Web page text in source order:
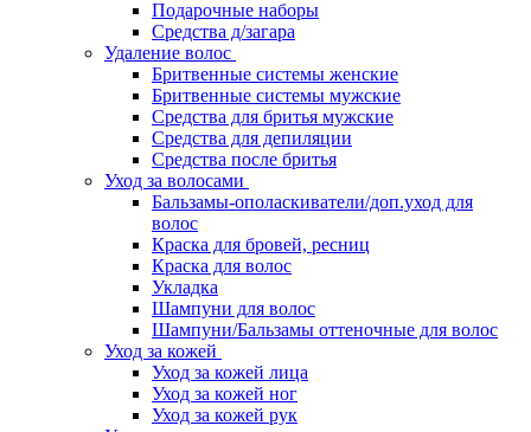
Подарочные наборы
Средства д/загара
Удаление волос
Бритвенные системы женские
Бритвенные системы мужские
Средства для бритья мужские
Средства для депиляции
Средства после бритья
Уход за волосами
Бальзамы-ополаскиватели/доп.уход для
волос
Краска для бровей, ресниц
Краска для волос
Укладка
Шампуни для волос
Шампуни/Бальзамы оттеночные для волос
Уход за кожей
Уход за кожей лица
Уход за кожей ног
Уход за кожей рук